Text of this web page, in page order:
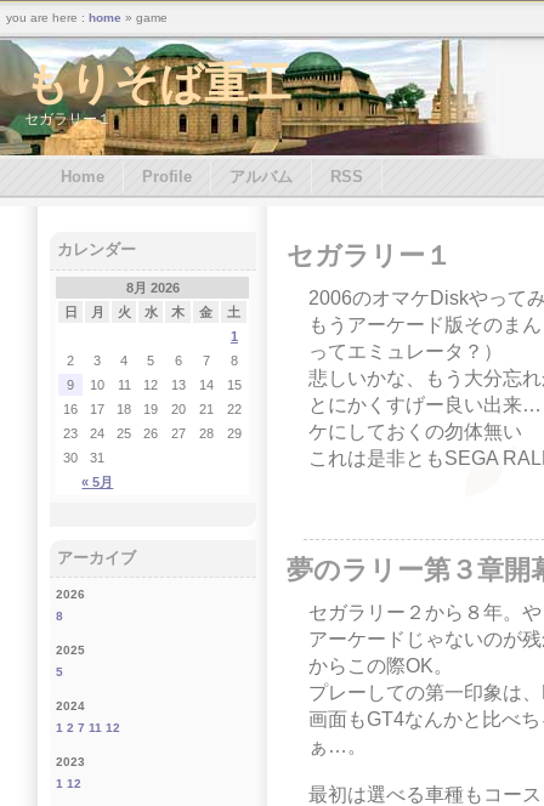
もりそば重工
セガラリー１
セガラリー１
2006のオマケDiskやって
もうアーケード版そのま
ってエミュレータ？）
悲しいかな、もう大分忘
とにかくすげー良い出来
ケにしておくの勿体無い
これは是非ともSEGA
夢のラリー第３章開
セガラリー２から８年。
アーケードじゃないのが
からこの際OK。
プレーしての第一印象は
画面もGT4なんかと比べ
ぁ…。
最初は選べる車種もコー
カレンダー
8月 2026
日
月 火 水 木 金 土
« 5月
1
2
3 4 5 6 7
8
9
10 11 12 13 14
15
16
17 18 19 20 21
22
23
24 25 26 27 28
29
30
31
アーカイブ
2026
8
2025
5
2024
1 2 7 11 12
2023
1 12
Home Profile アルバム RSS
you are here : home » game